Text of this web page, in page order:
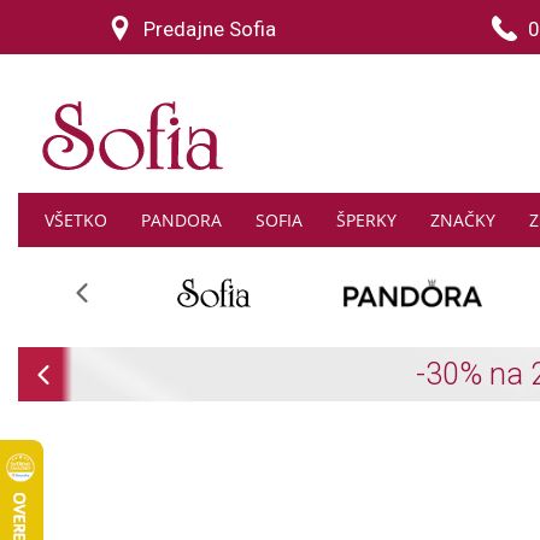
Predajne Sofia
VŠETKO PANDORA SOFIA ŠPERKY ZNAČKY